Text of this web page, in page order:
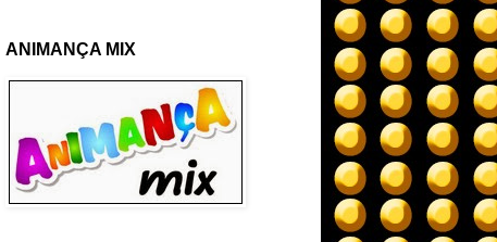
ANIMANÇA MIX